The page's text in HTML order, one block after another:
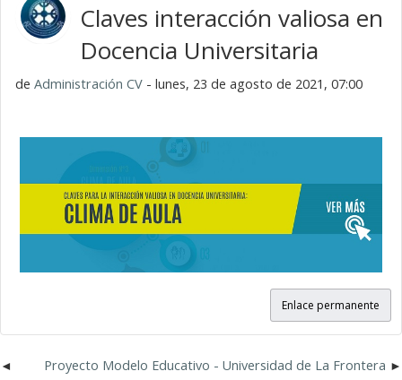
Claves interacción valiosa en
Docencia Universitaria
de Administración CV - lunes, 23 de agosto de 2021, 07:00
Enlace permanente
Proyecto Modelo Educativo - Universidad de La Frontera